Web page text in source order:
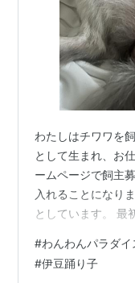
わたしはチワワを
として生まれ、お
ームページで飼主
入れることになり
としています。 最
ら人間たちの顔色
から時がたち、私
#わんわんパラダイ
#伊豆踊り子